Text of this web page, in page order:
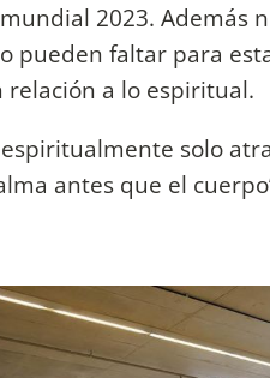
2023. Además
pueden faltar para
a lo espiritual.
solo
antes que el